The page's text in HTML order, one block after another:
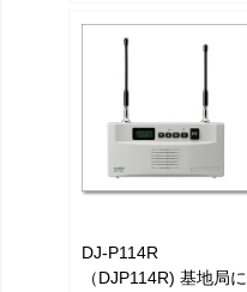
DJ-P114R
（DJP114R) 基地局に